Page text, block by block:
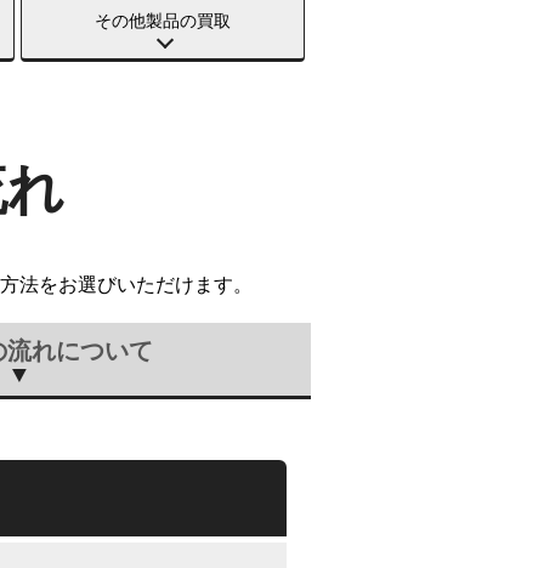
その他製品の買取
法をお選びいただけます。
れについて